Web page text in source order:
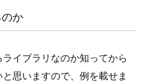
か
イブラリなのか知ってから
思いますので、例を載せま